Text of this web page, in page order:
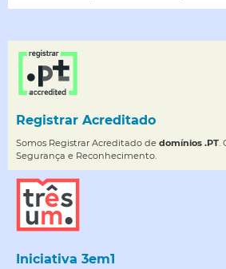
Registrar Acreditado
Somos Registrar Acreditado de domínios .PT.
Segurança e Reconhecimento.
Iniciativa 3em1